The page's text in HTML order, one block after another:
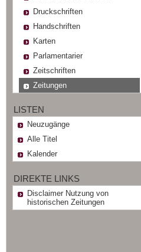
Druckschriften
Handschriften
Karten
Parlamentarier
Zeitschriften
Zeitungen
LISTEN
Neuzugänge
Alle Titel
Kalender
DIREKTE LINKS
Disclaimer Nutzung von
historischen Zeitungen